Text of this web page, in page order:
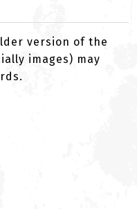
version of the
images) may